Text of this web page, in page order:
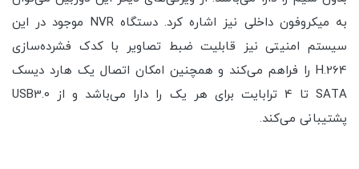
به میکروفون داخلی نیز اشاره کرد. دستگاه NVR موجود در این
سیستم امنیتی نیز قابلیت ضبط تصاویر با کدک فشرده‌سازی
H.264 را فراهم می‌کند و همچنین امکان اتصال یک هارد دیسک
SATA تا 4 ترابایت برای هر یک را دارا می‌باشد و از USB3.0
پشتیبانی می‌کند.